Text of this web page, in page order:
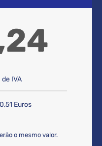
de IVA
Euros
o mesmo valor.